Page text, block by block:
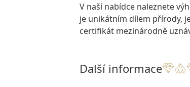
V naší nabídce naleznete
je unikátním dílem přírody,
certifikát mezinárodně
Další informace